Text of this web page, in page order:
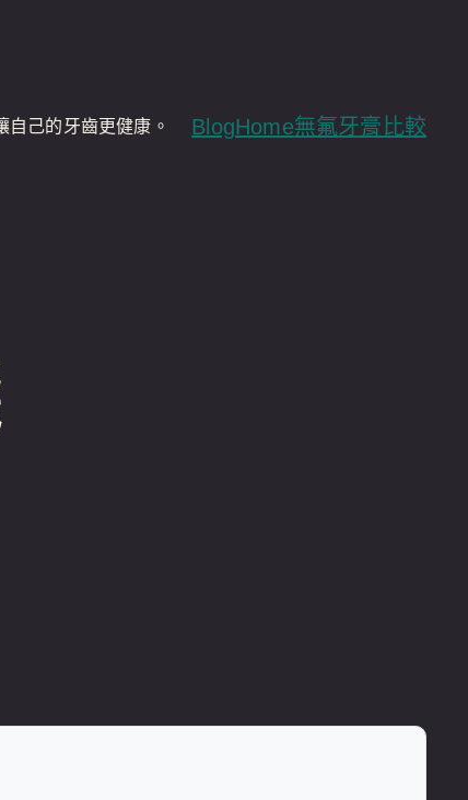
己的牙齒更健康。 BlogHome無氟牙膏比較